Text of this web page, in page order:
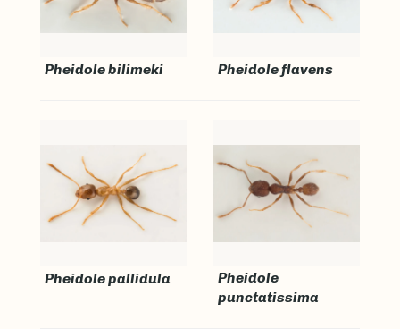
Pheidole bilimeki Pheidole flavens
Pheidole pallidula
Pheidole
punctatissima